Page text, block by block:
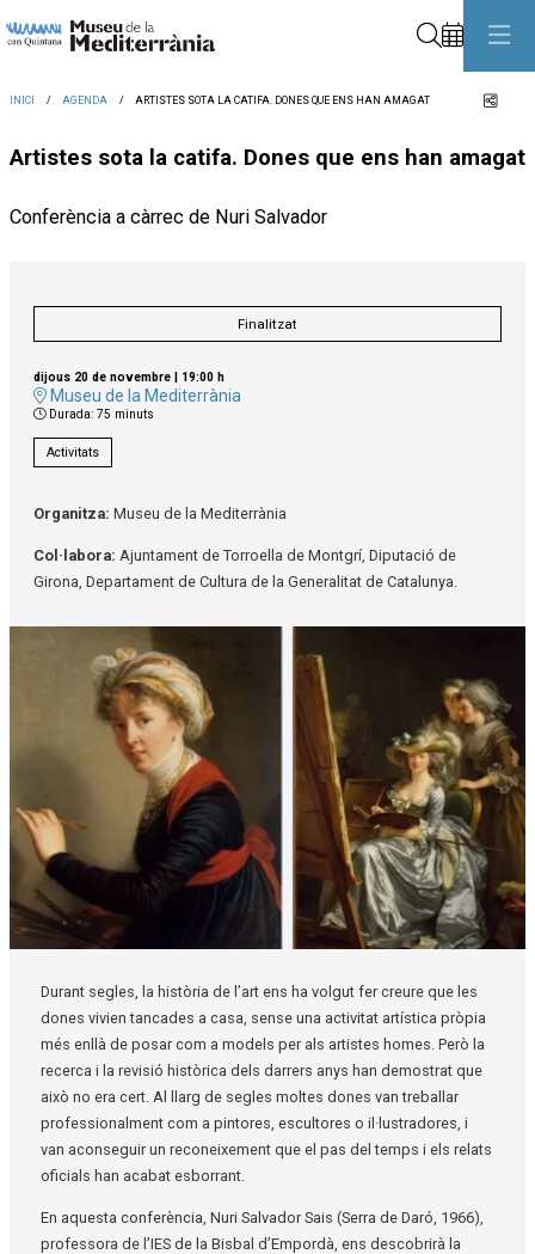
INICI AGENDA ARTISTES SOTA LA CATIFA. DONES QUE ENS HAN AMAGAT
Artistes sota la catifa. Dones que ens han amagat
Conferència a càrrec de Nuri Salvador
Finalitzat
dijous 20 de novembre | 19:00 h
Museu de la Mediterrània
Durada: 75 minuts
Activitats
Organitza: Museu de la Mediterrània
Col·labora: Ajuntament de Torroella de Montgrí, Diputació de
Girona, Departament de Cultura de la Generalitat de Catalunya.
Durant segles, la història de l’art ens ha volgut fer creure que les
dones vivien tancades a casa, sense una activitat artística pròpia
més enllà de posar com a models per als artistes homes. Però la
recerca i la revisió històrica dels darrers anys han demostrat que
això no era cert. Al llarg de segles moltes dones van treballar
professionalment com a pintores, escultores o il·lustradores, i
van aconseguir un reconeixement que el pas del temps i els relats
oficials han acabat esborrant.
En aquesta conferència, Nuri Salvador Sais (Serra de Daró, 1966),
professora de l’IES de la Bisbal d’Empordà, ens descobrirà la